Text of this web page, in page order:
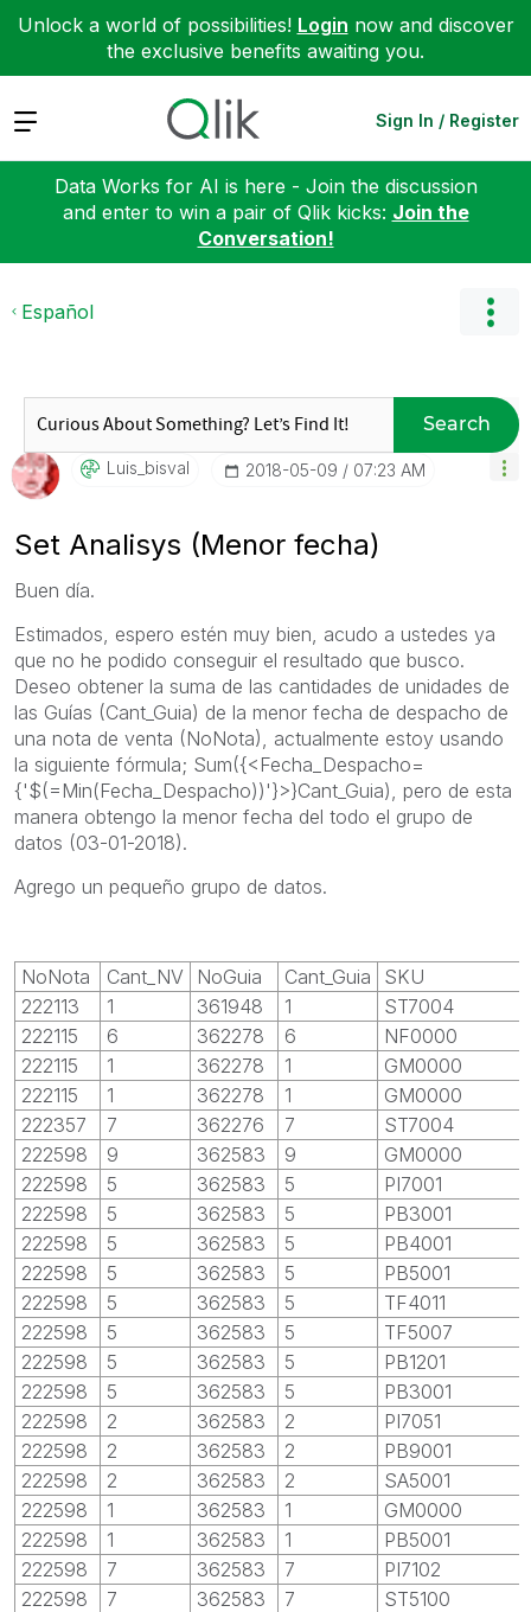
Unlock a world of possibilities! Login now and discover
the exclusive benefits awaiting you.
Expand Sign In / Register
Data Works for AI is here - Join the discussion
and enter to win a pair of Qlik kicks: Join the
Conversation!
Español
Search
Luis_bisval ‎2018-05-09 07:23 AM
Set Analisys (Menor fecha)
Buen día.
Estimados, espero estén muy bien, acudo a ustedes ya
que no he podido conseguir el resultado que busco.
Deseo obtener la suma de las cantidades de unidades de
las Guías (Cant_Guia) de la menor fecha de despacho de
una nota de venta (NoNota), actualmente estoy usando
la siguiente fórmula; Sum({<Fecha_Despacho=
{'$(=Min(Fecha_Despacho))'}>}Cant_Guia), pero de esta
manera obtengo la menor fecha del todo el grupo de
datos (03-01-2018).
Agrego un pequeño grupo de datos.
NoNota Cant_NV NoGuia Cant_Guia SKU
222113
1 361948 1 ST7004
222115
6 362278 6 NF0000
222115
1 362278 1 GM0000
222115
1 362278 1 GM0000
222357
7 362276 7 ST7004
222598
9 362583 9 GM0000
222598
5 362583 5 PI7001
222598
5 362583 5 PB3001
222598
5 362583 5 PB4001
222598
5 362583 5 PB5001
222598
5 362583 5 TF4011
222598
5 362583 5 TF5007
222598
5 362583 5 PB1201
222598
5 362583 5 PB3001
222598
2 362583 2 PI7051
222598
2 362583 2 PB9001
222598
2 362583 2 SA5001
222598
1 362583 1 GM0000
222598
1 362583 1 PB5001
222598
7 362583 7 PI7102
222598
7 362583 7 ST5100